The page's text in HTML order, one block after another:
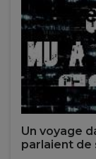
Un voyage
parlaient de